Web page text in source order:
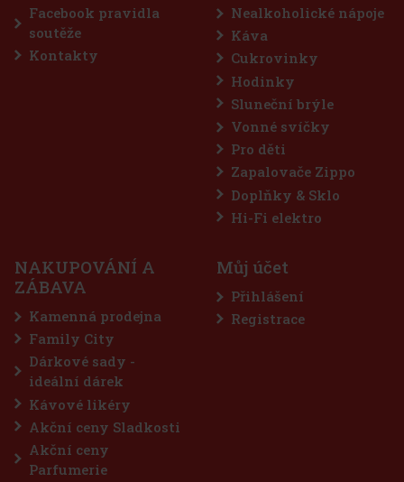
600 Kč
Facebook pravidla
soutěže
Kontakty
Nealkoholické nápoje
Káva
Cukrovinky
Hodinky
Sluneční brýle
Vonné svíčky
Pro děti
Zapalovače Zippo
Doplňky & Sklo
Hi-Fi elektro
NAKUPOVÁNÍ A
ZÁBAVA
Kamenná prodejna
Family City
Dárkové sady -
ideální dárek
Kávové likéry
Akční ceny Sladkosti
Akční ceny
Parfumerie
Můj účet
Přihlášení
Registrace